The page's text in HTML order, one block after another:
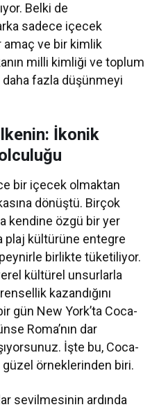
Belki de
sadece içecek
amaç ve bir kimlik
milli kimliği ve toplum
fazla düşünmeyi
İkonik
bir içecek olmaktan
dönüştü. Birçok
kendine özgü bir yer
plaj kültürüne entegre
birlikte tüketiliyor.
kültürel unsurlarla
kazandığını
gün New York’ta Coca-
Roma’nın dar
İşte bu, Coca-
güzel örneklerinden biri.
sevilmesinin ardında